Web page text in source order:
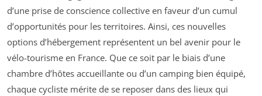
d’une prise de conscience collective en faveur d’un cumul
d’opportunités pour les territoires. Ainsi, ces nouvelles
options d’hébergement représentent un bel avenir pour le
vélo-tourisme en France. Que ce soit par le biais d’une
chambre d’hôtes accueillante ou d’un camping bien équipé,
chaque cycliste mérite de se reposer dans des lieux qui